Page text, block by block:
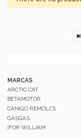
MARCAS
ARCTIC CAT
BETAMOTOR
CANIGO REMOLCS
GASGAS
IFOR WILLIAM